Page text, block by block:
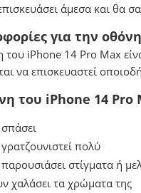
άμεσα και θα
για την
iPhone 14 Pro Max
να επισκευαστεί
του iPhone 14 Pro
σπάσει
γρατζουνιστεί πολύ
παρουσιάσει στίγματα ή
χαλάσει τα χρώματα της